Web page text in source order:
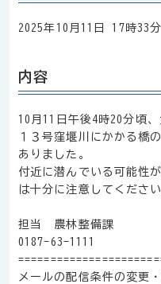
2025年10月11日 17時33分
内容
10月11日午後4時20分頃
１３号窪堰川にかかる橋
ありました。
付近に潜んでいる可能性
は十分に注意してください
担当 農林整備課
0187-63-1111
メールの配信条件の変更